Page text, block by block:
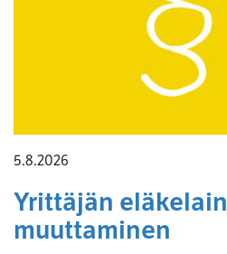
5.8.2026
Yrittäjän eläkelain
muuttaminen